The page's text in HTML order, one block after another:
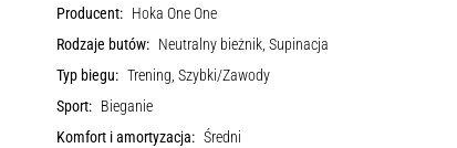
Producent: Hoka One One
Rodzaje butów: Neutralny bieżnik, Supinacja
Typ biegu: Trening, Szybki/Zawody
Sport: Bieganie
Komfort i amortyzacja: Średni